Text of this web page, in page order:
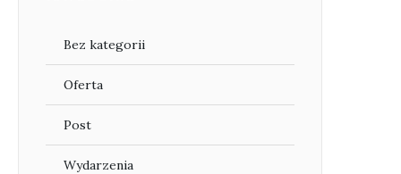
Bez kategorii
Oferta
Post
Wydarzenia